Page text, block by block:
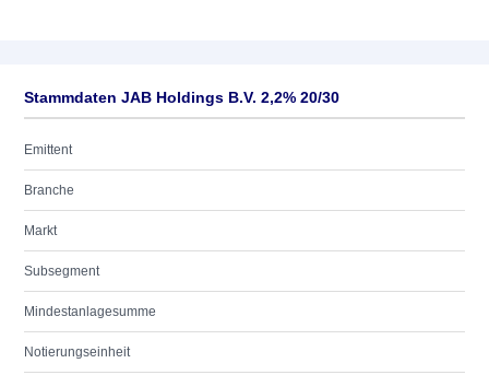
Stammdaten JAB Holdings B.V. 2,2% 20/30
Emittent
Branche
Markt
Subsegment
Mindestanlagesumme
Notierungseinheit